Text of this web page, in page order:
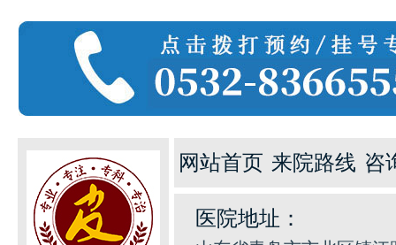
网站首页 来院路线 咨
医院地址：